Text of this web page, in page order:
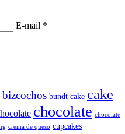
E-mail *
bizcochos bundt cake cake
chocolate chocolate
crema de queso cupcakes